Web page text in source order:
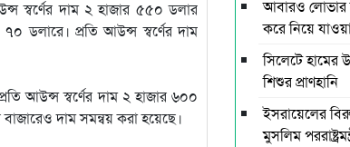
স্বর্ণের দাম ২ হাজার ৫৫০ ডলার
ডলারে। প্রতি আউন্স স্বর্ণের দাম
আউন্স স্বর্ণের দাম ২ হাজার ৬০০
দাম সমন্বয় করা হয়েছে।
আবারও লোভার
করে নিয়ে
সিলেটে
শিশুর প্রাণহানি
ইসরায়েলের
মুসলিম